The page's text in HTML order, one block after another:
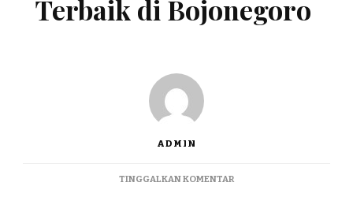
Terbaik di Bojonegoro
ADMIN
TINGGALKAN KOMENTARPADA